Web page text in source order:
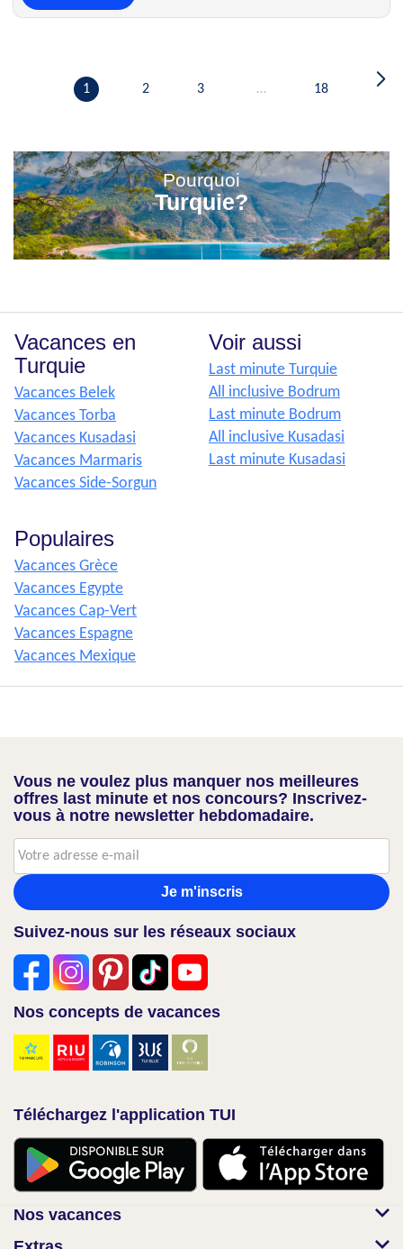
1 2 3 … 18
Pourquoi
Turquie?
Vacances en
Turquie
Vacances Belek
Vacances Torba
Vacances Kusadasi
Vacances Marmaris
Vacances Side-Sorgun
Voir aussi
Last minute Turquie
All inclusive Bodrum
Last minute Bodrum
All inclusive Kusadasi
Last minute Kusadasi
Populaires
Vacances Grèce
Vacances Egypte
Vacances Cap-Vert
Vacances Espagne
Vacances Mexique
Vous ne voulez plus manquer nos meilleures
offres last minute et nos concours? Inscrivez-
vous à notre newsletter hebdomadaire.
Je m'inscris
Suivez-nous sur les réseaux sociaux
Nos concepts de vacances
Téléchargez l'application TUI
Nos vacances